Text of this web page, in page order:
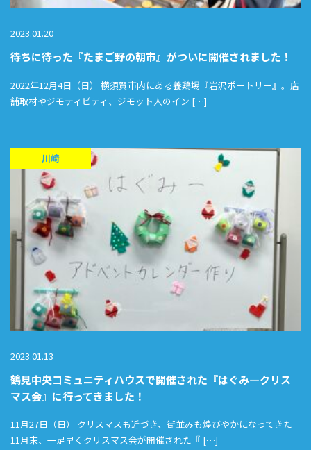
2023.01.20
待ちに待った『たまご野の朝市』がついに開催されました！
2022年12月4日（日） 横須賀市内にある養鶏場『岩沢ポートリー』。店
舗取材やジモティビティ、ジモット人のイン […]
川崎
2023.01.13
鶴見中央コミュニティハウスで開催された『はぐみ―クリス
マス会』に行ってきました！
11月27日（日） クリスマスも近づき、街並みも煌びやかになってきた
11月末、一足早くクリスマス会が開催された『 […]